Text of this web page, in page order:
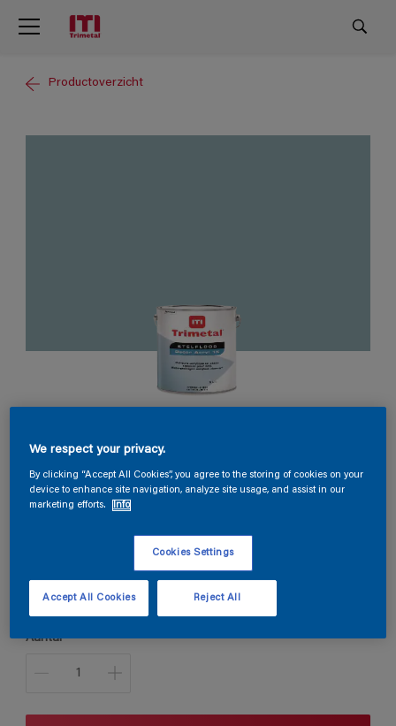
Productoverzicht
Q6.10.64
Aantal
We respect your privacy.
By clicking “Accept All Cookies”, you agree to the storing of cookies on your
device to enhance site navigation, analyze site usage, and assist in our
marketing efforts.
Info
Cookies Settings
Reject All
Accept All Cookies